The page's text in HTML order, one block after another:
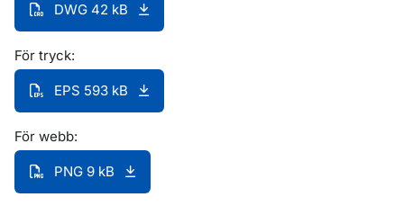
DWG 42 kB
För tryck:
EPS 593 kB
För webb:
PNG 9 kB